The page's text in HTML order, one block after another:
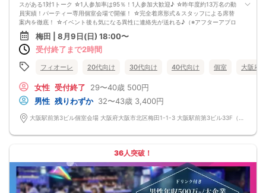
スがある1対1トーク ☆1人参加率は95％！1人参加大歓迎♪ ☆昨年度約13万名の動
員実績！パーティー専用個室会場で開催！ ☆完全着席形式＆スタッフによる席替
案内を徹底！ ☆イベント後も気になる異性に連絡先が送れる♪（※アフターアプロ
ーチ機能） スタッフが最初から最後まで進行するので、フリータイムで放置され
て人気の方と一度もお話できずに気が付いたらイベント終了・・・ということは
一切ありません！ 持ち物について ・ご本人様確認書類（無い場合はキャンセル扱
ちらのパーティーはスマホを使用したパーティーになります。システムの関係
銭がでないようご用意いただけますと幸いです。 ※集客状況に応じてサムネイル
等が変更になる場合がございます。 参加年齢と参加条件は変更されませんのでご
安心ください。
梅田 | 8月9日(日) 18:00〜
受付終了まで2時間
フィオーレ 20代向け 30代向け 40代向け 個室 大阪府
女性 受付終了 29〜40歳 500円
男性 残りわずか 32〜43歳 3,400円
36人突破！